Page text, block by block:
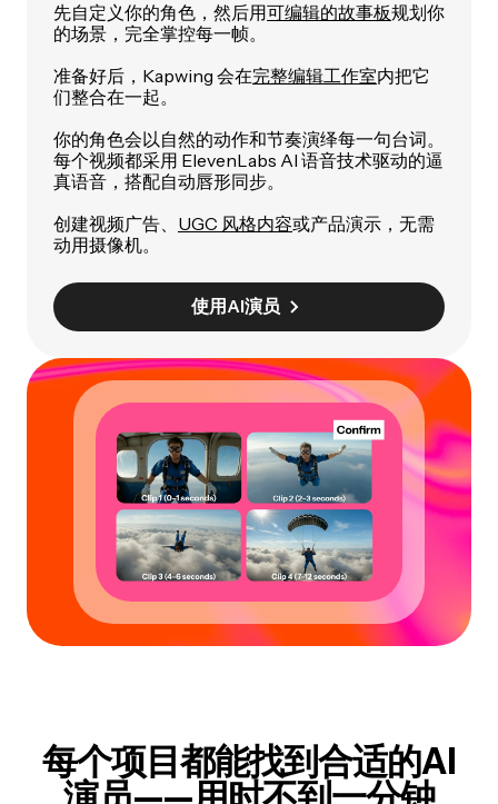
先自定义你的角色，然后用可编辑的故事板规划你
的场景，完全掌控每一帧。
准备好后，Kapwing 会在完整编辑工作室内把它
们整合在一起。
你的角色会以自然的动作和节奏演绎每一句台词。
每个视频都采用 ElevenLabs AI 语音技术驱动的逼
真语音，搭配自动唇形同步。
创建视频广告、 UGC 风格内容或产品演示，无需
动用摄像机。
使用AI演员
每个项目都能找到合适的AI